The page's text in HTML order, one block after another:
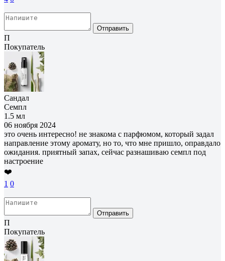
Отправить
П
Покупатель
Сандал
Семпл
1.5 мл
06 ноября 2024
это очень интересно! не знакома с парфюмом, который задал
направление этому аромату, но то, что мне пришло, оправдало
ожидания. приятный запах, сейчас разнашиваю семпл под
настроение
❤️
1 0
Отправить
П
Покупатель